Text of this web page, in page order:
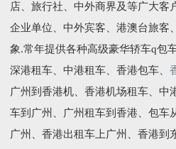
店、旅行社、中外商界及等广大客
企业单位、中外宾客、港澳台旅客
象.常年提供各种高级豪华轿车q包
深港租车、中港租车、香港包车、
广州到香港机、香港机场租车、中
车到广州、广州租车到香港、包车
广州、香港出租车上广州、香港到